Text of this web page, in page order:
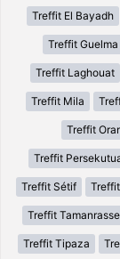
Treffit El Bayadh
Treffit Guelma
Treffit Laghouat
Treffit Mila
Treffit
Treffit
Treffit Sétif
Treffit
Treffit Tipaza